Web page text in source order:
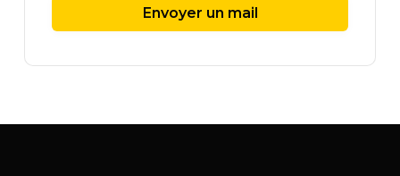
Envoyer un mail